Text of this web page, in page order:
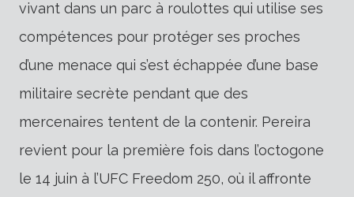
vivant dans un parc à roulottes qui utilise ses
compétences pour protéger ses proches
d’une menace qui s’est échappée d’une base
militaire secrète pendant que des
mercenaires tentent de la contenir. Pereira
revient pour la première fois dans l’octogone
le 14 juin à l’UFC Freedom 250, où il affronte